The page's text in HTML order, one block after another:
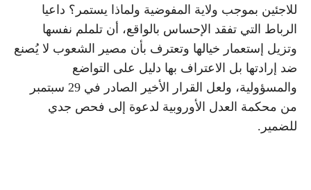
للاجئين بموجب ولاية المفوضية ولماذا يستمر؟ داعيا
الرباط التي تفقد الإحساس بالواقع، أن تلملم نفسها
وتزيل إستعمار خيالها وتعترف بأن مصير الشعوب لا يُصنع
ضد إرادتها بل الاعتراف بها دليل على التواضع
والمسؤولية، ولعل القرار الأخير الصادر في 29 سبتمبر
من محكمة العدل الأوروبية لدعوة إلى فحص جدي
للضمير.